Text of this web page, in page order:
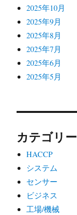
2025年10月
2025年9月
2025年8月
2025年7月
2025年6月
2025年5月
カテゴリー
HACCP
システム
センサー
ビジネス
工場/機械